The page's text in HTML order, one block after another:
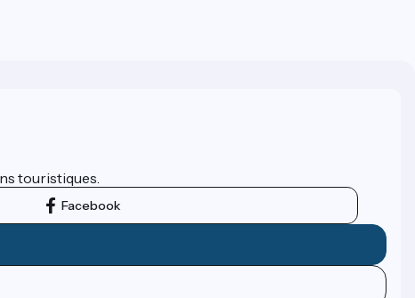
touristiques.
Facebook